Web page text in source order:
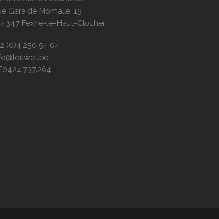
Gare de Momalle, 15
Fexhe-le-Haut-Clocher
(0)4 250 54 04